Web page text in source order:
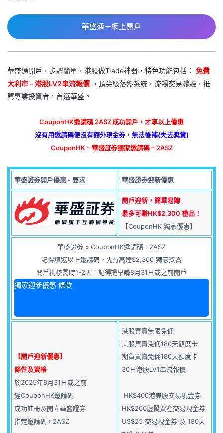
華盛通－網上開戶
華盛通開戶，步驟簡單，港股做Trade神器，特色功能包括： 免費
大利市 – 港股LV2串流報價 ，頂尖級落盤系統，流暢交易體驗，推
薦專業投資者，首選華盛。
CouponHK邀請碼 2ASZ 成功開戶，才享以上優惠
沒有用邀請碼便沒有額外現金券，無法後補(失去獎賞)
CouponHK – 華盛証券獨家邀請碼 – 2ASZ
華盛證劵開戶優惠 - 要求 華盛證劵迎新優惠
開戶迎新，簡單易賺
最多可賺HK$2,300 禮品！
【CouponHK 獨家優惠】
華盛證劵 x CouponHK邀請碼 : 2ASZ
記得填返以上邀請碼，先有高達$2,300 獨家獎賞
開戶批核需時1-2天！記得提早喺8月31日或之前開戶
獨家迎新優惠 條款
【開戶迎新優惠】
條件及資格
於2025年8月31日或之前
經CouponHK邀請碼
成功註冊及開立華盛證券
指定邀請碼 : 2ASZ
港股買賣無限免佣
美股買賣免佣180天額度卡
期貨買賣免佣180天額度卡
30日港股LV1串流報價
HK$400港美股交易現金券
HK$200虛擬資產交易現金券
US$25 交易現金券 及 180天